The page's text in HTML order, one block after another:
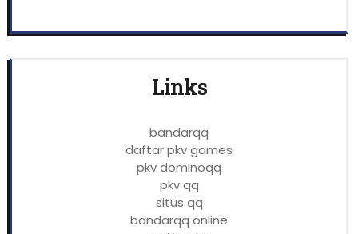
Links
bandarqq
daftar pkv games
pkv dominoqq
pkv qq
situs qq
bandarqq online